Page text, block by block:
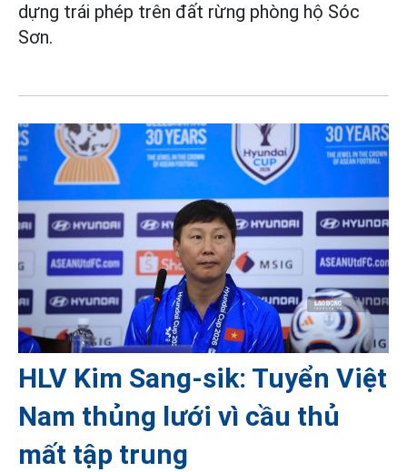
dựng trái phép trên đất rừng phòng hộ Sóc
Sơn.
HLV Kim Sang-sik: Tuyển Việt
Nam thủng lưới vì cầu thủ
mất tập trung